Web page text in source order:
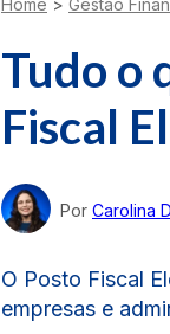
Home > Gestão
Tudo o
Fiscal
Por Carolina
O Posto Fiscal
empresas e